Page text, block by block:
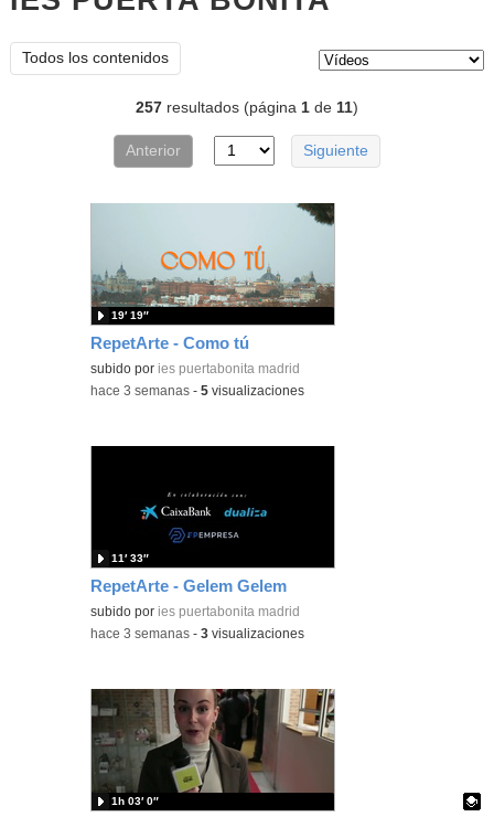
Todos los contenidos
257resultados (página 1de 11)
Anterior Siguiente
RepetArte - Como tú
subido pories puertabonita madrid
19′ 19″
-hace 3 semanas -5 visualizaciones
RepetArte - Gelem Gelem
subido pories puertabonita madrid
11′ 33″
-hace 3 semanas -3 visualizaciones
1h 03′ 0″